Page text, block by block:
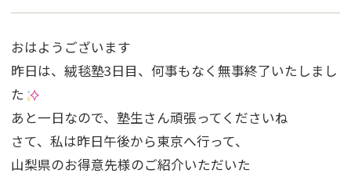
おはようございます
昨日は、絨毯塾3日目、何事もなく無事終了いたしまし
た
あと一日なので、塾生さん頑張ってくださいね
さて、私は昨日午後から東京へ行って、
山梨県のお得意先様のご紹介いただいた